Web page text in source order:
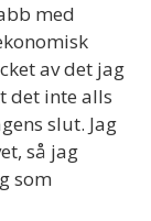
med
av det jag
det inte alls
slut. Jag
så jag
som